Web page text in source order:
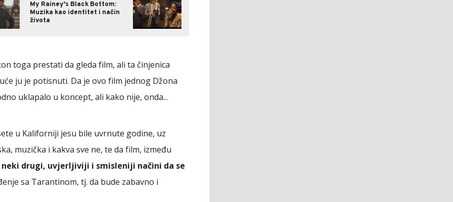
My Rainey's Black Bottom:
Muzika kao identitet i način
života
toga prestati da gleda film, ali ta činjenica
ju je potisnuti. Da je ovo film jednog Džona
uklapalo u koncept, ali kako nije, onda...
u Kaliforniji jesu bile uvrnute godine, uz
muzička i kakva sve ne, te da film, između
drugi, uvjerljiviji i smisleniji načini da se
sa Tarantinom, tj. da bude zabavno i